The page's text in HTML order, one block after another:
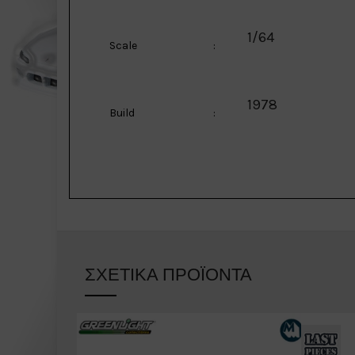
Scale : 1/64
Build : 1978
ΣΧΕΤΙΚΆ ΠΡΟΪΌΝΤΑ